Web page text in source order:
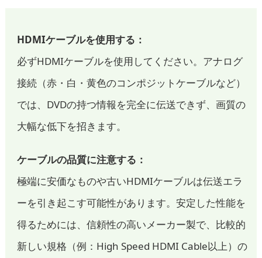
HDMIケーブルを使用する：
必ずHDMIケーブルを使用してください。アナログ
接続（赤・白・黄色のコンポジットケーブルなど）
では、DVDの持つ情報を完全に伝送できず、画質の
大幅な低下を招きます。
ケーブルの品質に注意する：
極端に安価なものや古いHDMIケーブルは伝送エラ
ーを引き起こす可能性があります。安定した性能を
得るためには、信頼性の高いメーカー製で、比較的
新しい規格（例：High Speed HDMI Cable以上）の